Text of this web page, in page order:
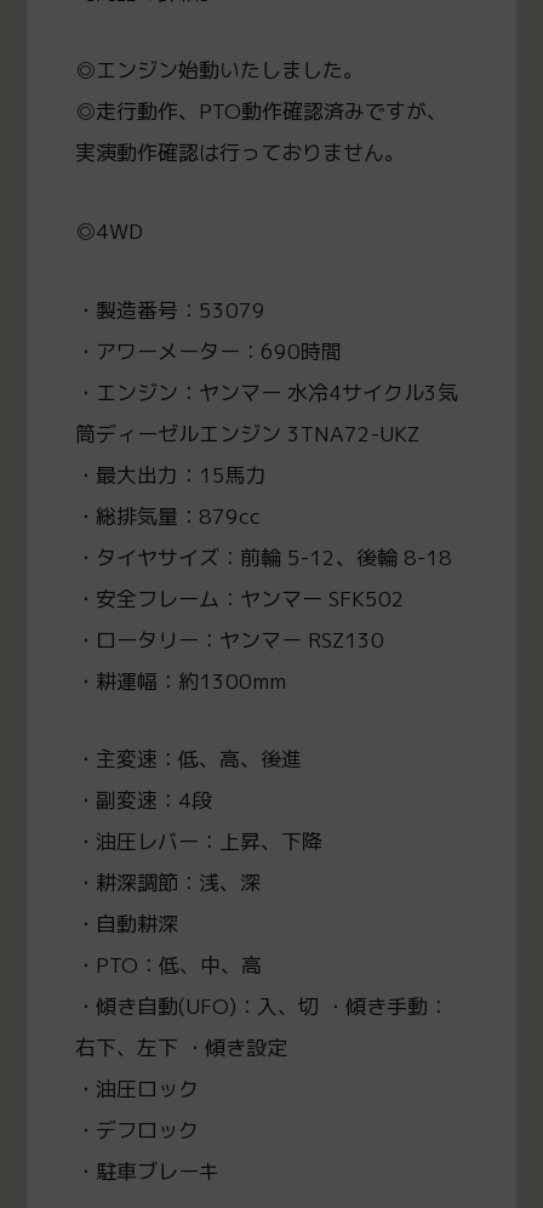
◎エンジン始動いたしました。
◎走行動作、PTO動作確認済みですが、
実演動作確認は行っておりません。
◎4WD
・製造番号：53079
・アワーメーター：690時間
・エンジン：ヤンマー 水冷4サイクル3気
筒ディーゼルエンジン 3TNA72-UKZ
・最大出力：15馬力
・総排気量：879cc
・タイヤサイズ：前輪 5-12、後輪 8-18
・安全フレーム：ヤンマー SFK502
・ロータリー：ヤンマー RSZ130
・耕運幅：約1300mm
・主変速：低、高、後進
・副変速：4段
・油圧レバー：上昇、下降
・耕深調節：浅、深
・自動耕深
・PTO：低、中、高
・傾き自動(UFO)：入、切 ・傾き手動：
右下、左下 ・傾き設定
・油圧ロック
・デフロック
・駐車ブレーキ